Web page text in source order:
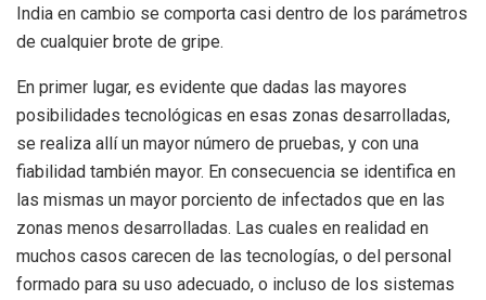
India en cambio se comporta casi dentro de los parámetros
de cualquier brote de gripe.
En primer lugar, es evidente que dadas las mayores
posibilidades tecnológicas en esas zonas desarrolladas,
se realiza allí un mayor número de pruebas, y con una
fiabilidad también mayor. En consecuencia se identifica en
las mismas un mayor porciento de infectados que en las
zonas menos desarrolladas. Las cuales en realidad en
muchos casos carecen de las tecnologías, o del personal
formado para su uso adecuado, o incluso de los sistemas